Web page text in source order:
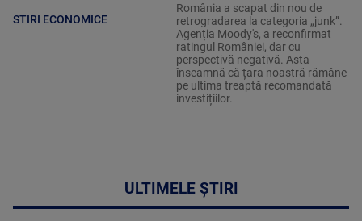
STIRI ECONOMICE
România a scapat din nou de
retrogradarea la categoria „junk”.
Agenția Moody's, a reconfirmat
ratingul României, dar cu
perspectivă negativă. Asta
înseamnă că țara noastră rămâne
pe ultima treaptă recomandată
investițiilor.
ULTIMELE ȘTIRI